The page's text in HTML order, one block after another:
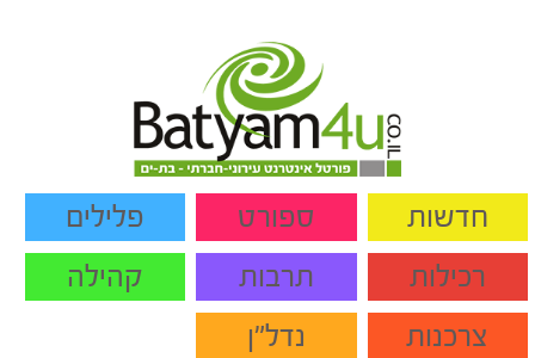
חדשות ספורט
פלילים
רכילות
תרבות
קהילה
צרכנות
נדל"ן